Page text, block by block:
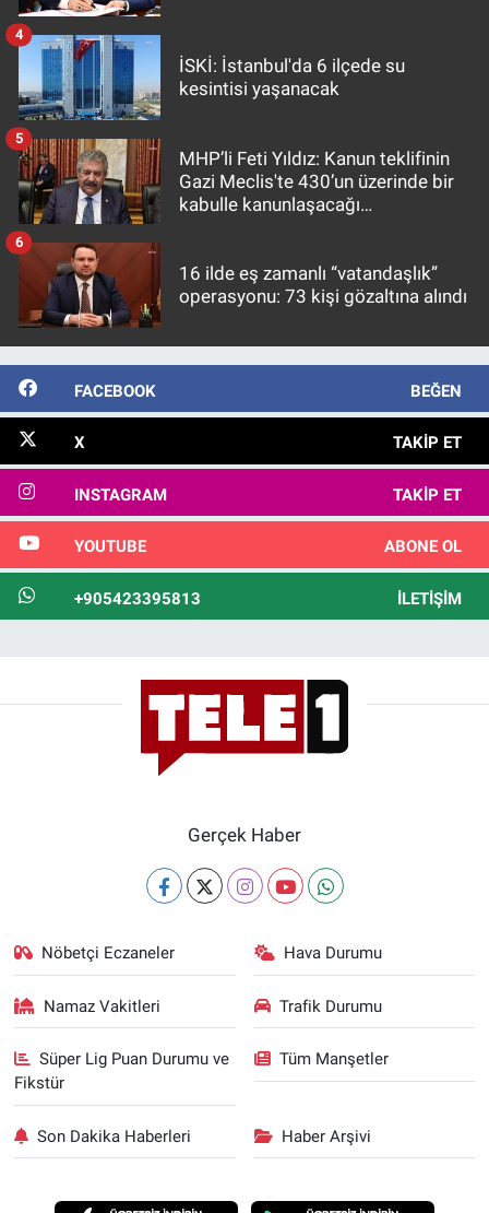
İSKİ: İstanbul'da 6 ilçede su
kesintisi yaşanacak
4
MHP’li Feti Yıldız: Kanun teklifinin
Gazi Meclis'te 430’un üzerinde bir
kabulle kanunlaşacağı
5
16 ilde eş zamanlı “vatandaşlık”
operasyonu: 73 kişi gözaltına alındı
6
FACEBOOK BEĞEN
X TAKIP ET
INSTAGRAM TAKIP ET
YOUTUBE ABONE OL
+905423395813 İLETIŞIM
Gerçek Haber
Nöbetçi Eczaneler Hava Durumu
Namaz Vakitleri Trafik Durumu
Süper Lig Puan Durumu ve
Fikstür
Tüm Manşetler
Son Dakika Haberleri Haber Arşivi